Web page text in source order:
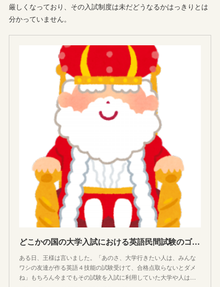
厳しくなっており、その入試制度は未だどうなるかはっきりとは
分かっていません。
どこかの国の大学入試における英語民間試験のゴタゴタを簡単に解説する
ある日、王様は言いました。「あのさ、大学行きたい人は、みんな
ワシの友達が作る英語４技能の試験受けて、合格点取らないとダメ
ね」もちろん今までもその試験を入試に利用していた大学や人は…